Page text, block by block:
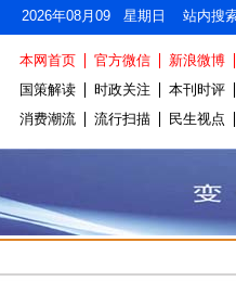
2026年08月09 星期日 站内搜
本网首页 官方微信
新浪微博
国策解读
时政关注
本刊时评
消费潮流
流行扫描 民生视点